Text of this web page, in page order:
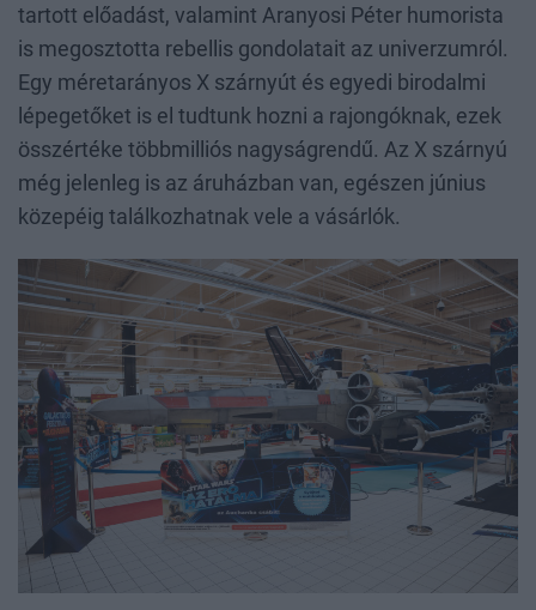
tartott előadást, valamint Aranyosi Péter humorista
is megosztotta rebellis gondolatait az univerzumról.
Egy méretarányos X szárnyút és egyedi birodalmi
lépegetőket is el tudtunk hozni a rajongóknak, ezek
összértéke többmilliós nagyságrendű. Az X szárnyú
még jelenleg is az áruházban van, egészen június
közepéig találkozhatnak vele a vásárlók.